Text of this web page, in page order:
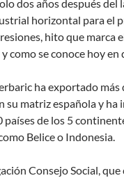
dos años después del
horizontal para el
hito que marca
como se conoce hoy en
ha exportado más
su matriz española y ha
países de los 5
Belice o Indonesia.
Consejo Social, que